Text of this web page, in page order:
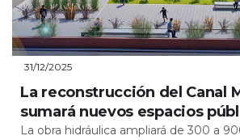
31/12/2025
La reconstrucción del Canal
sumará nuevos espacios
La obra hidráulica ampliará de 300 a